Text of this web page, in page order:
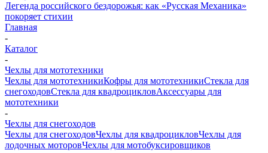
Легенда российского бездорожья: как «Русская Механика»
покоряет стихии
Главная
-
Каталог
-
Чехлы для мототехники
Чехлы для мототехникиКофры для мототехникиСтекла для
снегоходовСтекла для квадроцикловАксессуары для
мототехники
-
Чехлы для снегоходов
Чехлы для снегоходовЧехлы для квадроцикловЧехлы для
лодочных моторовЧехлы для мотобуксировщиков